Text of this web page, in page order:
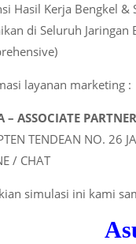
Hasil Kerja Bengkel &
di Seluruh
layanan marketing :
– ASSOCIATE
TENDEAN NO. 26
/ CHAT
simulasi ini kami